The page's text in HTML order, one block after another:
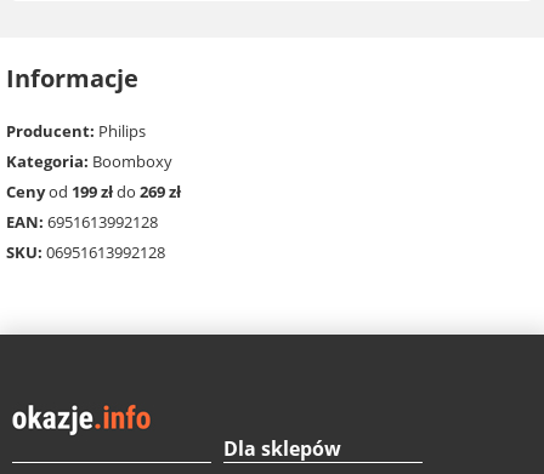
Informacje
Producent: Philips
Kategoria: Boomboxy
Cenyod 199 złdo 269 zł
EAN: 6951613992128
SKU: 06951613992128
Dla sklepów